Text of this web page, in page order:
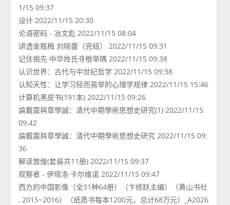
1/15 09:37
设计 2022/11/15 20:30
论语密码 - 冶文彪 2022/11/15 08:04
讲透金瓶梅 刘晓蕾（完结） 2022/11/15 09:31
记住祖先·中华姓氏寻根举隅 2022/11/15 09:38
认识世界：古代与中世纪哲学 2022/11/15 09:38
认知天性：让学习轻而易举的心理学规律 2022/11/15 15:46
计算机黑皮书(191本) 2022/11/15 09:26
論戴震與章學誠：清代中期學術思想史研究(1) 2022/11/15
09:42
論戴震與章學誠：清代中期學術思想史研究 2022/11/15 09:
36
解读敦煌(套装共11册) 2022/11/15 09:37
观察者 - 伊塔洛·卡尔维诺 2022/11/15 09:47
西方的中国影像（全31种64册）（卞修跃主编）（黄山书社
, 2015~2016）（纸质书每本1200元，总计68万元）_A2026